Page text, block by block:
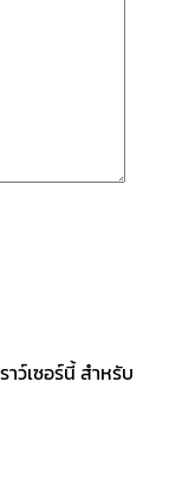
ว์เซอร์นี้ สำหรับ